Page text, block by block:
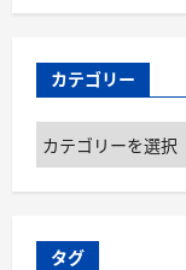
カテゴリー
カ
テ
ゴ
ー
タグ